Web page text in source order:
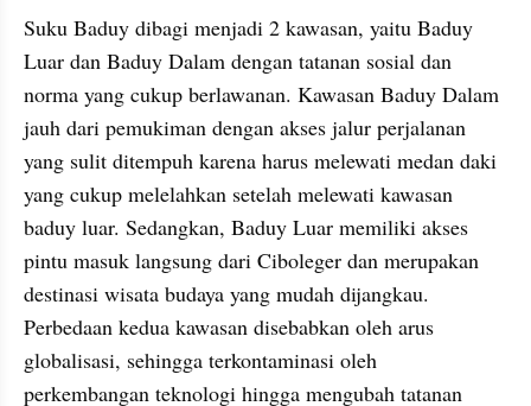
Suku Baduy dibagi menjadi 2 kawasan, yaitu Baduy
Luar dan Baduy Dalam dengan tatanan sosial dan
norma yang cukup berlawanan. Kawasan Baduy Dalam
jauh dari pemukiman dengan akses jalur perjalanan
yang sulit ditempuh karena harus melewati medan daki
yang cukup melelahkan setelah melewati kawasan
baduy luar. Sedangkan, Baduy Luar memiliki akses
pintu masuk langsung dari Ciboleger dan merupakan
destinasi wisata budaya yang mudah dijangkau.
Perbedaan kedua kawasan disebabkan oleh arus
globalisasi, sehingga terkontaminasi oleh
perkembangan teknologi hingga mengubah tatanan